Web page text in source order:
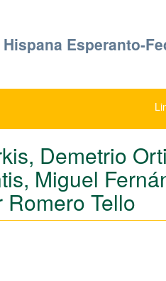
Hispana Esperanto-
Demetrio
Miguel
Tello